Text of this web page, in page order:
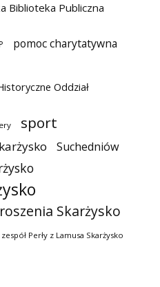
Biblioteka Publiczna
pomoc charytatywna
Oddział
sport
Suchedniów
Skarżysko
zespół Perły z Lamusa Skarżysko